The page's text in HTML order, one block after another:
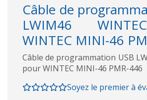
Câble de
LWIM46
WINTEC MINI-46
Câble de programmation USB
pour WINTEC MINI-46 PMR-446
Soyez le premier à